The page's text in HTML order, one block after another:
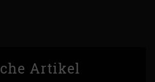
Artikel